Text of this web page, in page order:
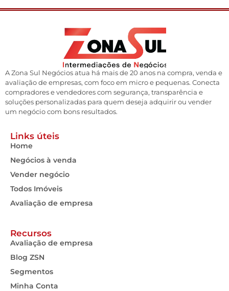
A Zona Sul Negócios atua há mais de 20 anos na compra, venda e
avaliação de empresas, com foco em micro e pequenas. Conecta
compradores e vendedores com segurança, transparência e
soluções personalizadas para quem deseja adquirir ou vender
um negócio com bons resultados.
Links úteis
Home
Negócios à venda
Vender negócio
Todos Imóveis
Avaliação de empresa
Recursos
Avaliação de empresa
Blog ZSN
Segmentos
Minha Conta